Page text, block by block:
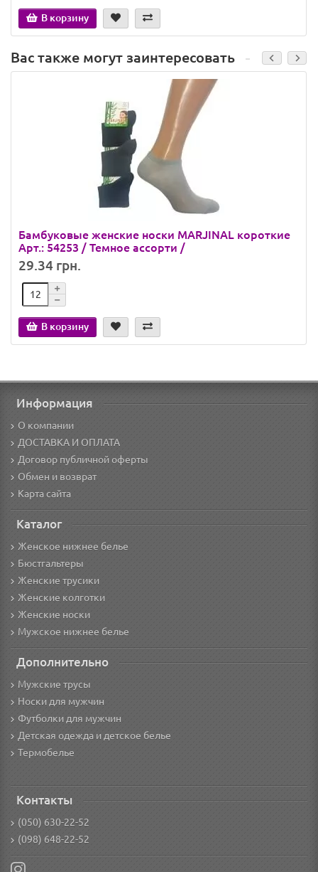
В корзину
Вас также могут заинтересовать
Бамбуковые женские носки MARJINAL короткие
Арт.: 54253 / Темное ассорти /
29.34 грн.
В корзину
Информация
О компании
ДОСТАВКА И ОПЛАТА
Договор публичной оферты
Обмен и возврат
Карта сайта
Каталог
Женское нижнее белье
Бюстгальтеры
Женские трусики
Женские колготки
Женские носки
Мужское нижнее белье
Дополнительно
Мужские трусы
Носки для мужчин
Футболки для мужчин
Детская одежда и детское белье
Термобелье
Контакты
(050) 630-22-52
(098) 648-22-52